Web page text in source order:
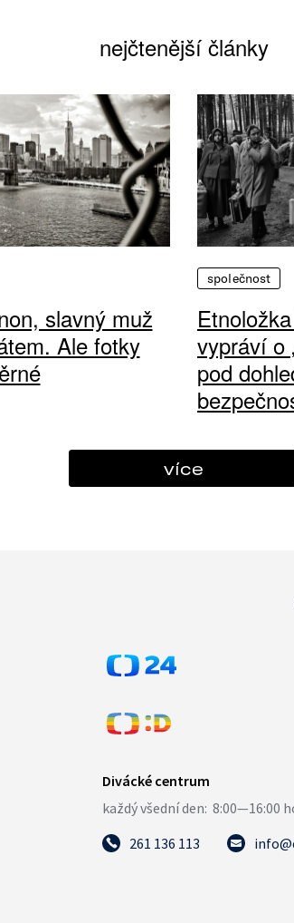
nejčtenější články
slavný muž
Ale fotky
společnost
vypráví o
pod
více
261 136 113